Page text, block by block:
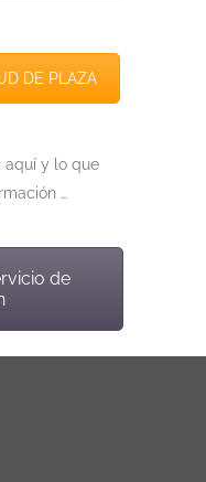
DE PLAZA
aquí y lo que
…
de